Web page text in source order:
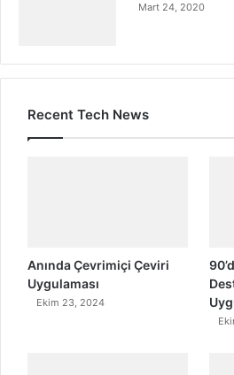
Mart 24, 2020
Recent Tech News
Anında Çevrimiçi Çeviri
Uygulaması
Ekim 23, 2024